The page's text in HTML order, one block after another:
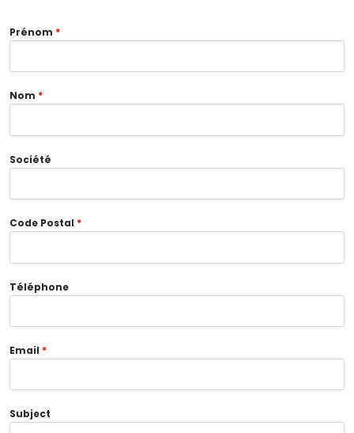
Prénom *
Nom *
Société
Code Postal *
Téléphone
Email *
Subject